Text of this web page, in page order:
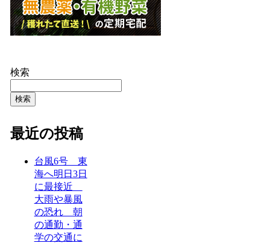
検索
検索
最近の投稿
台風6号 東
海へ明日3日
に最接近
大雨や暴風
の恐れ 朝
の通勤・通
学の交通に